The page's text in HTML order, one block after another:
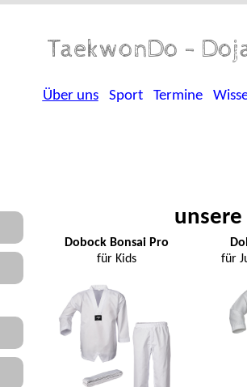
TaekwonDo -
Über uns Sport Termine
Dobock Bonsai Pro
für Kids
für